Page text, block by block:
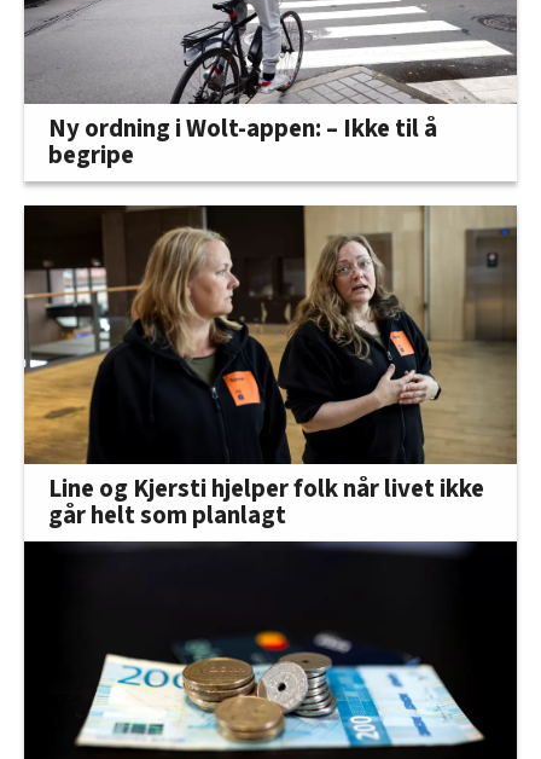
Ny ordning i Wolt-appen: – Ikke til å
begripe
Line og Kjersti hjelper folk når livet ikke
går helt som planlagt